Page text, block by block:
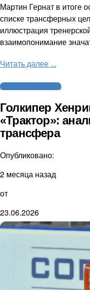
Мартин Гернат в итоге
списке трансферных
иллюстрация
взаимопонимание
Читать далее ...
Интервью и аналитика
Голкипер
«Трактор»:
трансфера
Опубликовано:
2 месяца назад
от
23.06.2026